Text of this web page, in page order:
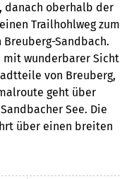
danach oberhalb der
Trailhohlweg zum
Breuberg-Sandbach.
mit wunderbarer Sicht
von Breuberg,
geht über
See. Die
über einen breiten